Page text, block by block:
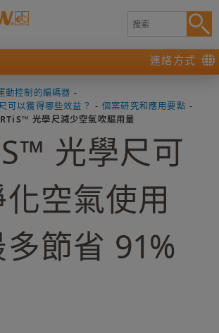
連絡方式
動控制的編碼器 -
可以獲得哪些效益？ - 個案研究和應用要點 -
光學尺減少空氣吹驅用量
光學尺可
空氣使用
節省 91%